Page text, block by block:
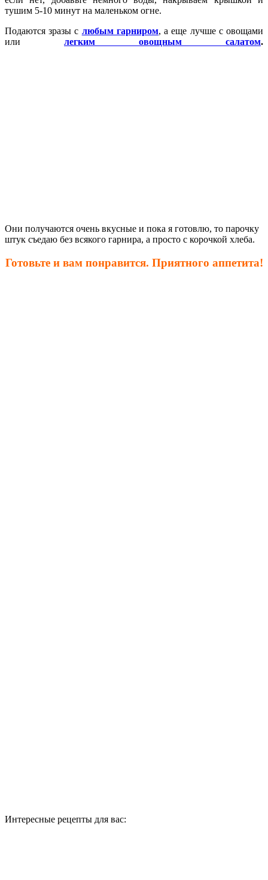
тушим 5-10 минут на маленьком огне.
Подаются зразы с любым гарниром, а еще лучше с овощами
или легким овощным салатом.
Они получаются очень вкусные и пока я готовлю, то парочку
штук съедаю без всякого гарнира, а просто с корочкой хлеба.
Готовьте и вам понравится. Приятного аппетита!
Интересные рецепты для вас: